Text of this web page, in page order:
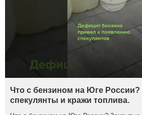
Что с бензином на Юге
спекулянты и кражи топлива.